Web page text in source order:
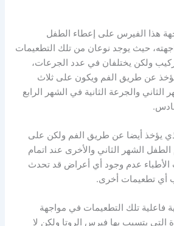
هذا الفيرس على إعطاء الطفل
حيث يوجد نوعان من تلك التطعيمات
ولكن يختلفان في عدد الجرعات،
عن طريق الفم ويكون على ثلاث
والجرعة الثانية في الشهر الرابع
يؤخذ أيضا عن طريق الفم ولكن على
الشهر الثاني والأخرى عند اتمام
الأطباء عدم وجود أي أعراض قد تحدث
أي تطعيمات أخرى.
فاعلية تلك التطعيمات في مواجهة
التي يتسبب بها فيرس الروتا ولكن لا